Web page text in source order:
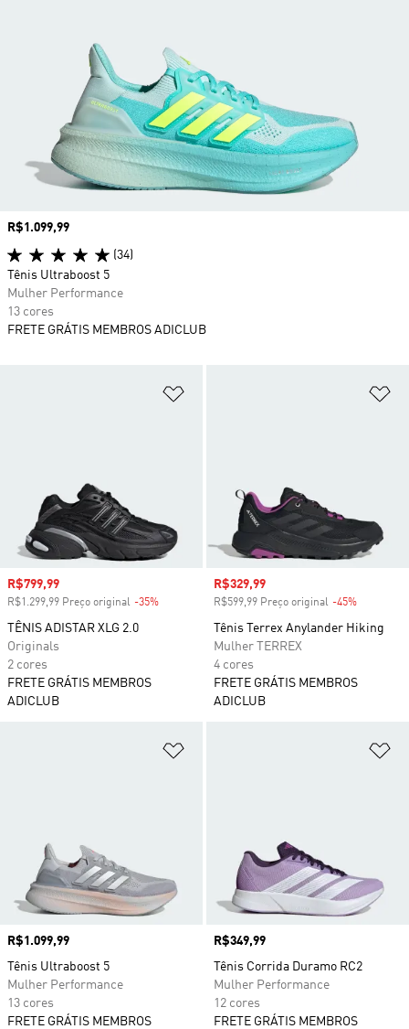
Preço com desconto
R$799,99
R$1.299,99 Preço original -35%
TÊNIS ADISTAR XLG 2.0
Originals
2 cores
FRETE GRÁTIS MEMBROS
ADICLUB
Preço com desconto
R$329,99
R$599,99 Preço original -45%
Tênis Terrex Anylander Hiking
Mulher TERREX
4 cores
FRETE GRÁTIS MEMBROS
ADICLUB
Preço
R$1.099,99
Tênis Ultraboost 5
Mulher Performance
13 cores
FRETE GRÁTIS MEMBROS
Preço
R$349,99
Tênis Corrida Duramo RC2
Mulher Performance
12 cores
FRETE GRÁTIS MEMBROS
Preço
R$1.099,99
(34)
Tênis Ultraboost 5
Mulher Performance
13 cores
FRETE GRÁTIS MEMBROS ADICLUB